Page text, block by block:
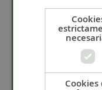
Chapa zamak
Cookies